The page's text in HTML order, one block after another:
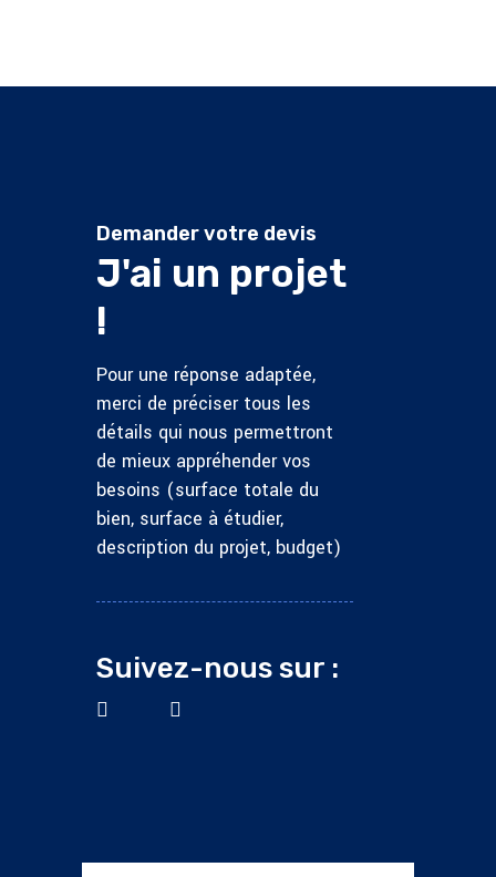
Demander votre devis
J'ai un projet
!
Pour une réponse adaptée,
merci de préciser tous les
détails qui nous permettront
de mieux appréhender vos
besoins (surface totale du
bien, surface à étudier,
description du projet, budget)
Suivez-nous sur :